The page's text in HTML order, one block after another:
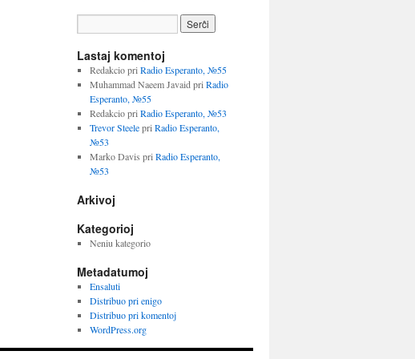
Lastaj komentoj
Redakciopri Radio Esperanto, №55
Muhammad Naeem Javaid pri Radio
Esperanto, №55
Redakciopri Radio Esperanto, №53
Trevor Steelepri Radio Esperanto,
№53
Marko Davis pri Radio Esperanto,
№53
Arkivoj
Kategorioj
Neniu kategorio
Metadatumoj
Ensaluti
Distribuo pri enigo
Distribuo pri komentoj
WordPress.org